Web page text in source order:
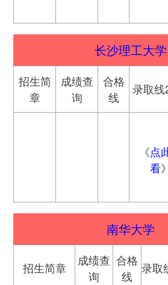
长沙理工大学
招生简
章
成绩查
询
合格
线
录取线
《点
看》
南华大学
招生简章
成绩查
询
合格
线
录取